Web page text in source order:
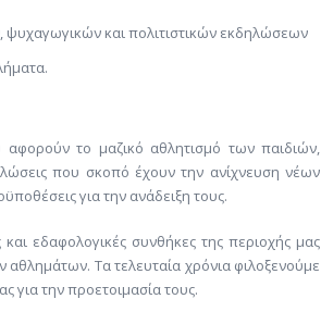
και πολιτιστικών εκδηλώσεων
το μαζικό αθλητισμό των παιδιών,
που σκοπό έχουν την ανίχνευση νέων
για την ανάδειξη τους.
εδαφολογικές συνθήκες της περιοχής μας
αθλημάτων. Τα τελευταία χρόνια φιλοξενούμε
την προετοιμασία τους.